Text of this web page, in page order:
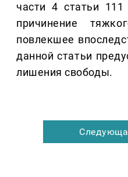
части 4 статьи
причинение
повлекшее
данной статьи
лишения свободы.